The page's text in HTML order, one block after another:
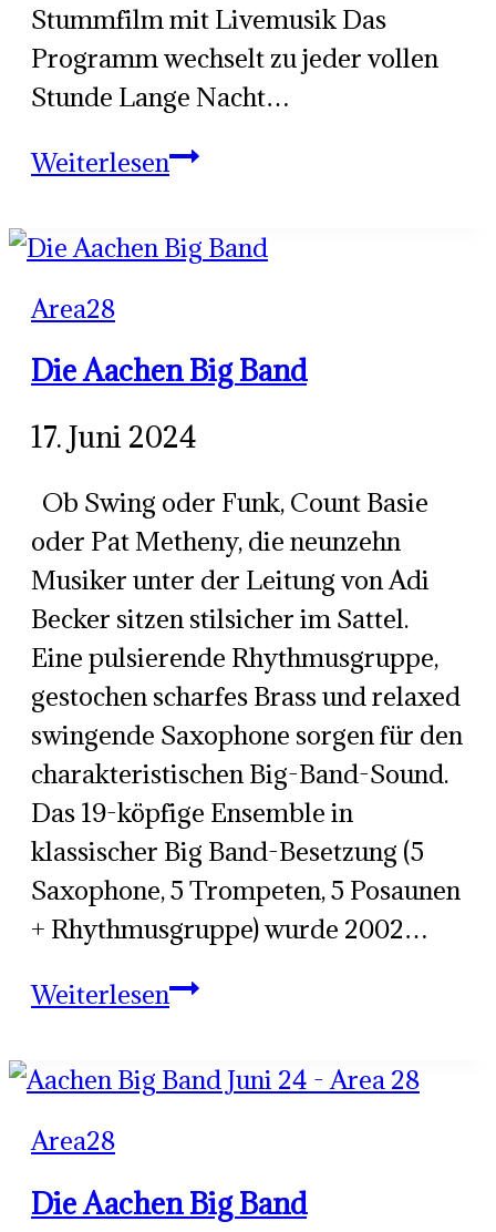
Stummfilm mit Livemusik Das
Programm wechselt zu jeder vollen
Stunde Lange Nacht…
WeiterlesenPocket
for
Shorts
Area28
Die Aachen Big Band
17. Juni 2024
Ob Swing oder Funk, Count Basie
oder Pat Metheny, die neunzehn
Musiker unter der Leitung von Adi
Becker sitzen stilsicher im Sattel.
Eine pulsierende Rhythmusgruppe,
gestochen scharfes Brass und relaxed
swingende Saxophone sorgen für den
charakteristischen Big-Band-Sound.
Das 19-köpfige Ensemble in
klassischer Big Band-Besetzung (5
Saxophone, 5 Trompeten, 5 Posaunen
+ Rhythmusgruppe) wurde 2002…
WeiterlesenDie
Big
Area28
Die Aachen Big Band